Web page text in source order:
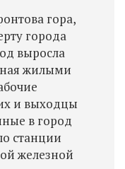
гора,
города
выросла
жилыми
и выходцы
в город
станции
железной